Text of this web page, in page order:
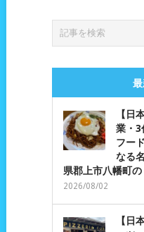
【日
業・3
フー
なる
県郡上市八幡町の
2026/08/02
【日